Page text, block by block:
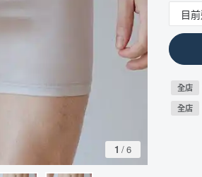
1 /6
全店
全店